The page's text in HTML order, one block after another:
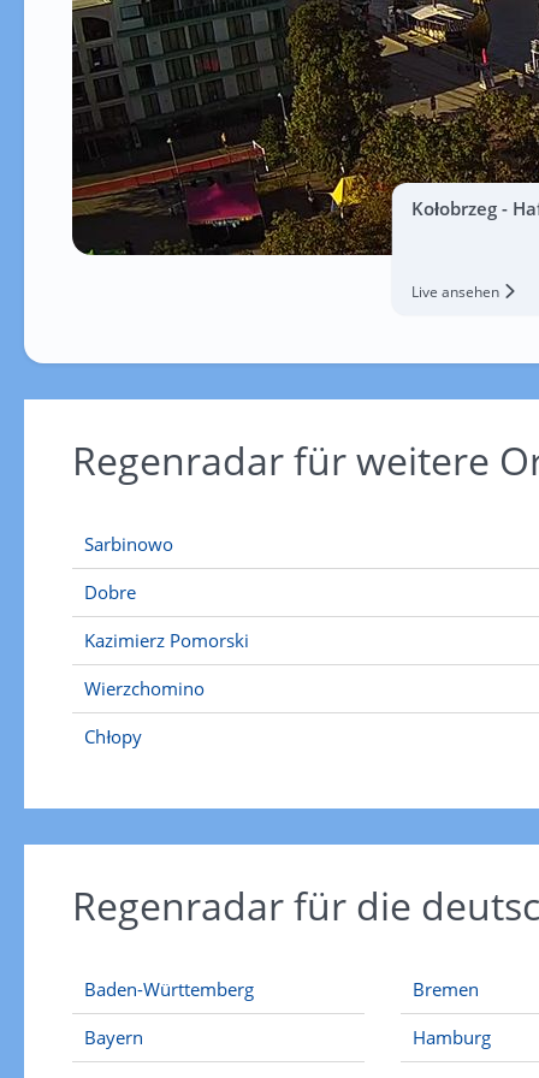
Kołobrzeg -
Live ansehen
Regenradar für weitere
Sarbinowo
Dobre
Kazimierz Pomorski
Wierzchomino
Chłopy
Regenradar für die
Baden-Württemberg
Bayern
Bremen
Hamburg